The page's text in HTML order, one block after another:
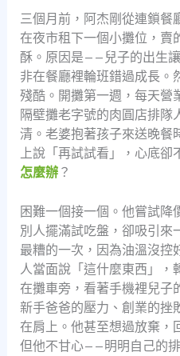
三個月前，阿杰剛從連鎖餐
在夜市租下一個小攤位，賣
酥。原因是——兒子的出生
非在餐廳裡輪班錯過成長。
殘酷。開攤第一週，每天營
隔壁攤老字號的肉圓店排隊
清。老婆抱著孩子來送晚餐
上說「再試試看」，心底卻
怎麼辦？
困難一個接一個。他嘗試降
別人擺滿試吃盤，卻吸引來
最糟的一次，因為油溫沒控
人當面說「這什麼東西」，
在攤車旁，看著手機裡兒子
新手爸爸的壓力、創業的挫
在肩上。他甚至想過放棄，
但他不甘心——明明自己的